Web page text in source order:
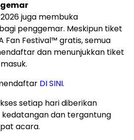
juga membuka
penggemar. Meskipun tiket
Fan Festival™ gratis, semua
dan menunjukkan tiket
DI SINI.
setiap hari diberikan
dan tergantung
acara.